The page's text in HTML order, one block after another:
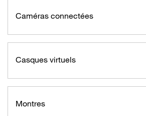
Caméras connectées
Casques virtuels
Montres